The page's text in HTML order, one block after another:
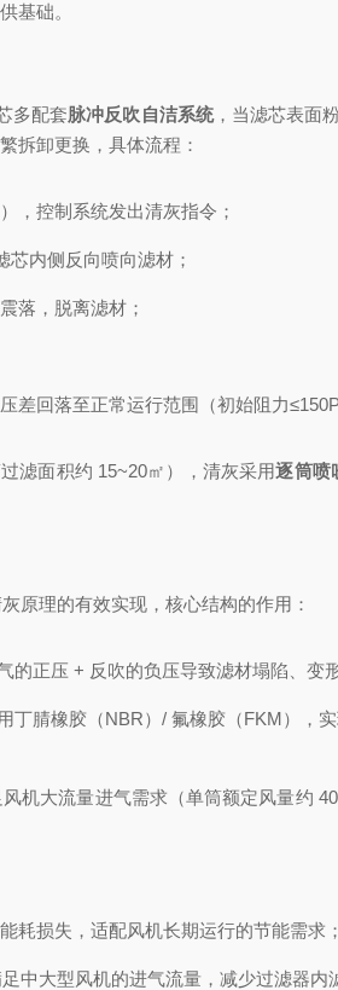
基础。
多配套脉冲反吹自洁系统，当滤芯表面
拆卸更换，具体流程：
，控制系统发出清灰指令；
芯内侧反向喷向滤材；
落，脱离滤材；
差回落至正常运行范围（初始阻力
滤面积约 15~20㎡），清灰采用逐筒喷
原理的有效实现，核心结构的作用：
正压 + 反吹的负压导致滤材塌陷、变
丁腈橡胶（NBR）/ 氟橡胶（FKM），
机大流量进气需求（单筒额定风量约
耗损失，适配风机长期运行的节能需求；
大型风机的进气流量，减少过滤器内